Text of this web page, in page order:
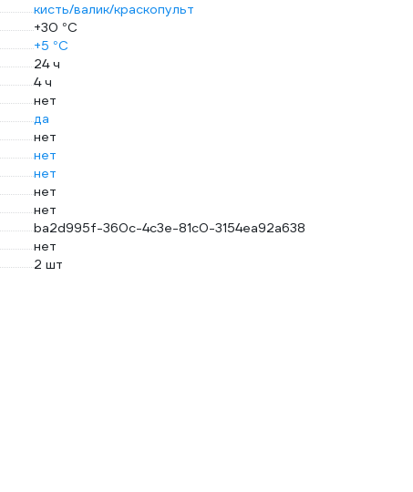
кисть/валик/краскопульт
+30 °С
+5 °С
24 ч
4 ч
нет
да
нет
нет
нет
нет
нет
ba2d995f-360c-4c3e-81c0-3154ea92a638
нет
2 шт